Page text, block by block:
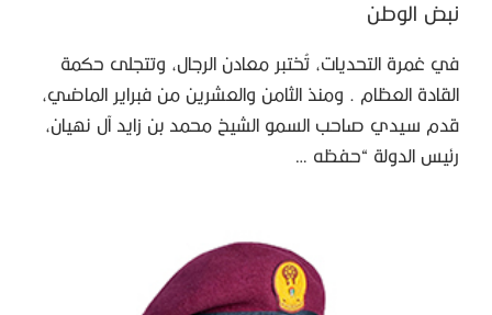
نبض الوطن
في غمرة التحديات، تُختبر معادن الرجال، وتتجلى حكمة
القادة العظام . ومنذ الثامن والعشرين من فبراير الماضي،
قدم سيدي صاحب السمو الشيخ محمد بن زايد آل نهيان،
رئيس الدولة “حفظه …